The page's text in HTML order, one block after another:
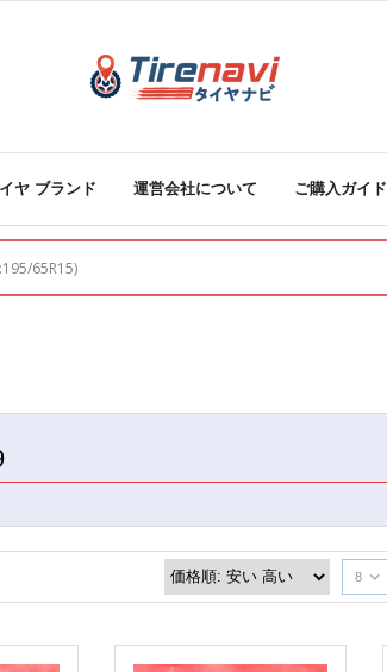
ヤ ブランド 運営会社について ご購入ガイド
8